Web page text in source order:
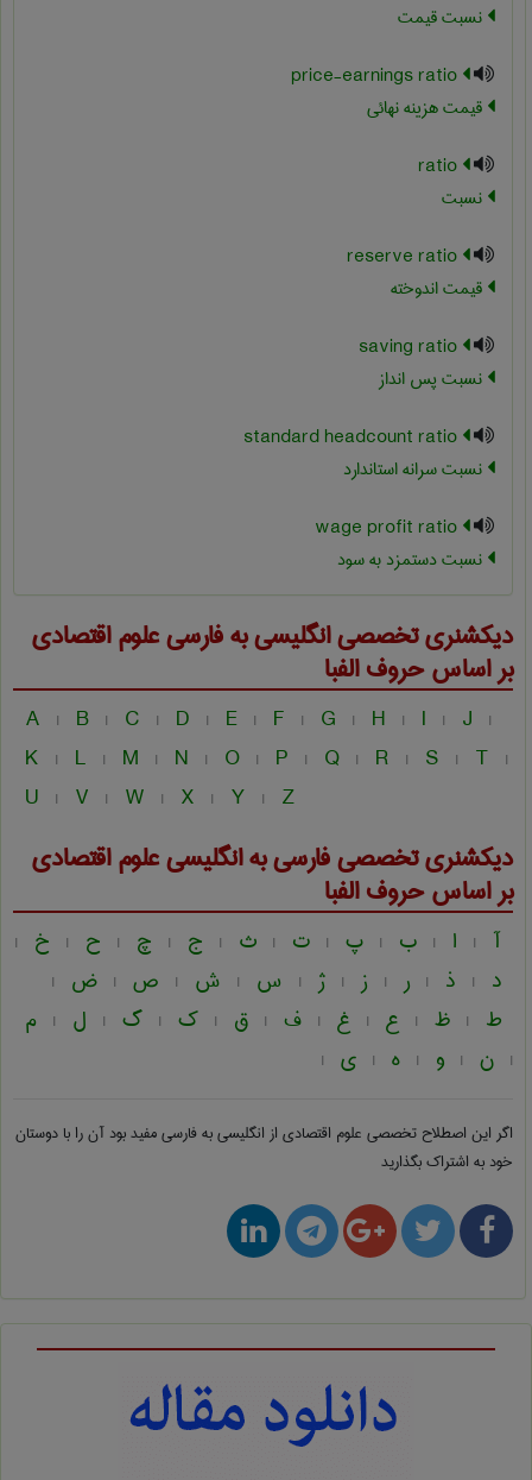
نسبت قیمت
قیمت هزینه نهائی
نسبت
قیمت اندوخته
نسبت پس انداز
نسبت سرانه استاندارد
نسبت دستمزد به سود
دیکشنری تخصصی انگلیسی به فارسیعلوم اقتصادی
بر اساس حروف الفبا
A | B | C | D | E | F | G | H | I | J |
K | L | M | N | O | P | Q | R | S | T |
U | V | W | X | Y | Z
دیکشنری تخصصی فارسی به انگلیسیعلوم اقتصادی
بر اساس حروف الفبا
آ | ا | ب | پ | ت | ث | ج | چ | ح | خ |
د | ذ | ر | ز | ژ | س | ش | ص | ض |
ط | ظ | ع | غ | ف | ق | ک | گ | ل | م
| ن | و | ه | ی |
اگر این اصطلاح تخصصی علوم اقتصادی از انگلیسی به فارسیمفید بود آن را با دوستان
خود به اشتراک بگذارید